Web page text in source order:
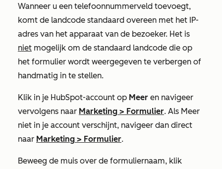
Wanneer u een telefoonnummerveld toevoegt,
komt de landcode standaard overeen met het IP-
adres van het apparaat van de bezoeker. Het is
niet mogelijk om de standaard landcode die op
het formulier wordt weergegeven te verbergen of
handmatig in te stellen.
Klik in je HubSpot-account op Meer en navigeer
vervolgens naar Marketing > Formulier. Als Meer
niet in je account verschijnt, navigeer dan direct
naar Marketing > Formulier.
Beweeg de muis over de formuliernaam, klik